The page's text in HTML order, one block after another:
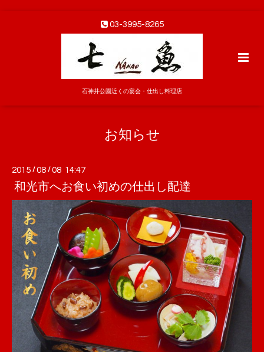
03-3995-8265
石神井公園近くの宴会・仕出し料理店
お知らせ
2015 /08 /08 14:47
和光市へお食い初めの仕出し配達